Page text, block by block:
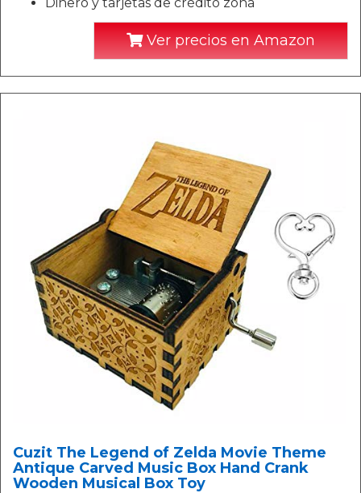
Ver precios en Amazon
Cuzit The Legend of Zelda Movie Theme
Antique Carved Music Box Hand Crank
Wooden Musical Box Toy